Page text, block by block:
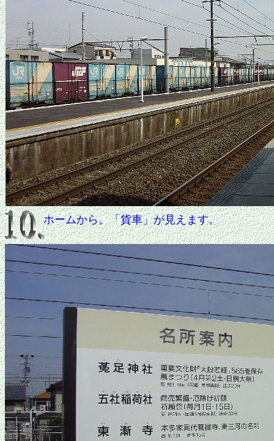
ホームから。「貨車」が見えます。